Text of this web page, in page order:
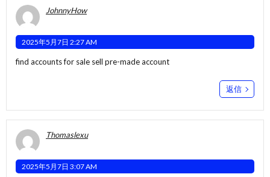
JohnnyHow
2025年5月7日 2:27 AM
find accounts for sale sell pre-made account
返信
Thomaslexu
2025年5月7日 3:07 AM